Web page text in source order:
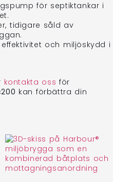
för septiktankar i
tidigare såld av
och miljöskydd i
kontakta oss för
kan förbättra din